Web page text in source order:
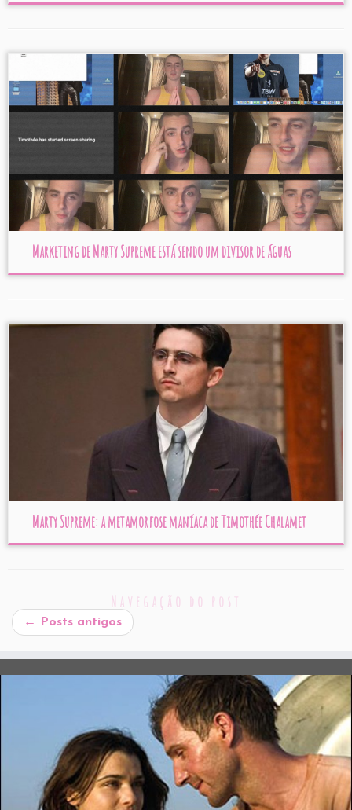
Marketing de Marty Supreme está sendo um divisor de águas
Marty Supreme: a metamorfose maníaca de Timothée Chalamet
Navegação do post
← Posts antigos